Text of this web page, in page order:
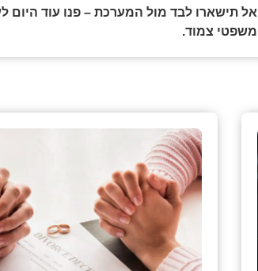
אל תישארו לבד מול המערכת – פנו עוד היום
משפטי צמוד.